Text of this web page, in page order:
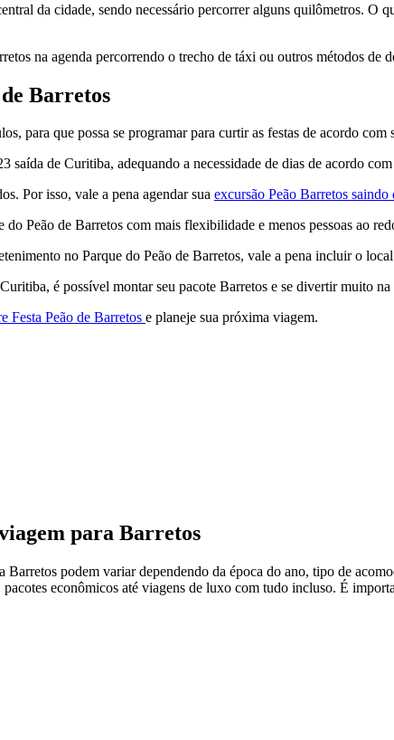
da cidade, sendo necessário percorrer alguns quilômetros. O
na agenda percorrendo o trecho de táxi ou outros métodos
Barretos
para que possa se programar para curtir as festas de acordo
saída de Curitiba, adequando a necessidade de dias de acordo
Por isso, vale a pena agendar sua excursão Peão Barretos
Peão de Barretos com mais flexibilidade e menos pessoas ao
no Parque do Peão de Barretos, vale a pena incluir o local
é possível montar seu pacote Barretos e se divertir muito na
Festa Peão de Barretos e planeje sua próxima viagem.
para Barretos
Barretos podem variar dependendo da época do ano, tipo de
pacotes econômicos até viagens de luxo com tudo incluso. É